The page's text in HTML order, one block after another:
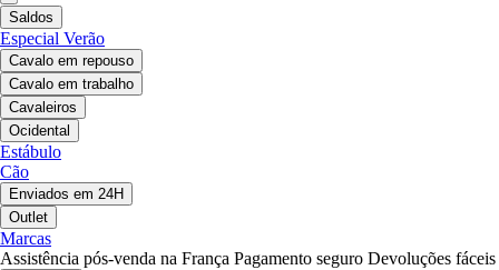
Saldos
Especial Verão
Cavalo em repouso
Cavalo em trabalho
Cavaleiros
Ocidental
Estábulo
Cão
Enviados em 24H
Outlet
Marcas
Assistência pós-venda na França Pagamento seguro Devoluções fáceis